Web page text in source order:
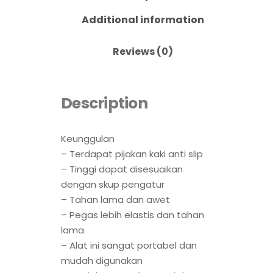
Additional information
Reviews (0)
Description
Keunggulan
– Terdapat pijakan kaki anti slip
– Tinggi dapat disesuaikan
dengan skup pengatur
– Tahan lama dan awet
– Pegas lebih elastis dan tahan
lama
– Alat ini sangat portabel dan
mudah digunakan